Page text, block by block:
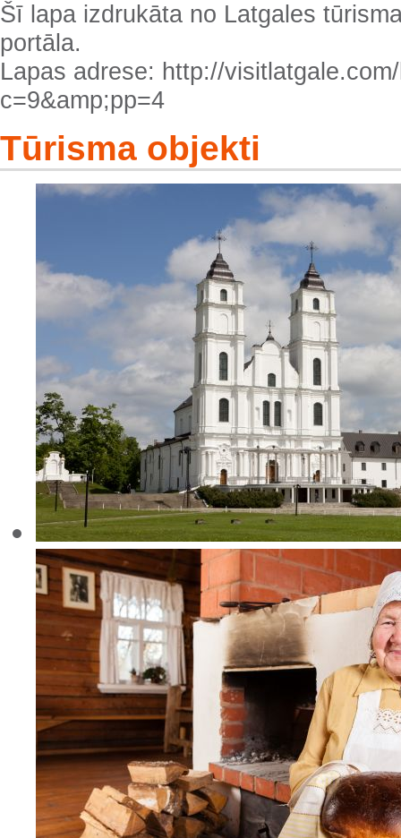
Šī lapa izdrukāta no Latgales
portāla.
Lapas adrese: http://
c=9&amp;pp=4
Tūrisma objekti